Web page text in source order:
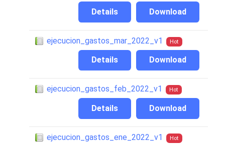
Download
Details
ejecucion_gastos_mar_2022_v1 Hot
Download
Details
ejecucion_gastos_feb_2022_v1 Hot
Download
Details
ejecucion_gastos_ene_2022_v1 Hot